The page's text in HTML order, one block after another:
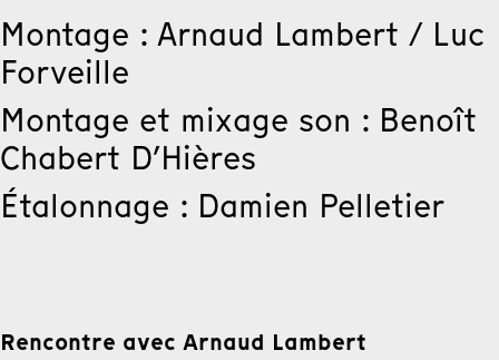
Montage : Arnaud Lambert / Luc
Forveille
Montage et mixage son : Benoît
Chabert D’Hières
Étalonnage : Damien Pelletier
Rencontre avec Arnaud Lambert